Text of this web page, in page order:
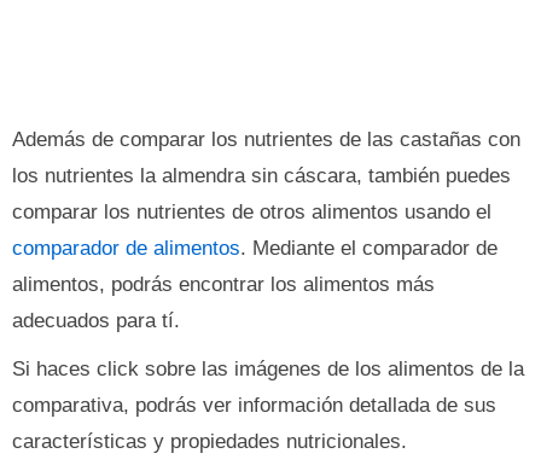
Además de comparar los nutrientes de las castañas con
los nutrientes la almendra sin cáscara, también puedes
comparar los nutrientes de otros alimentos usando el
comparador de alimentos. Mediante el comparador de
alimentos, podrás encontrar los alimentos más
adecuados para tí.
Si haces click sobre las imágenes de los alimentos de la
comparativa, podrás ver información detallada de sus
características y propiedades nutricionales.